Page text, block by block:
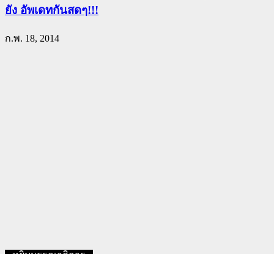
ยัง อัพเดทกันสดๆ!!!
ก.พ. 18, 2014